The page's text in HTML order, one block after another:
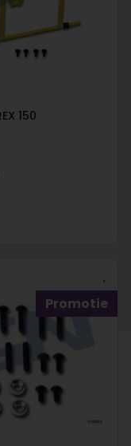
150
Promotie